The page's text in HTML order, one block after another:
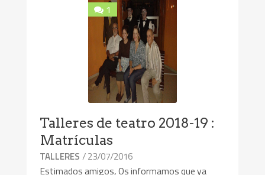
1
Talleres de teatro 2018-19 :
Matrículas
TALLERES / 23/07/2016
Estimados amigos, Os informamos que ya